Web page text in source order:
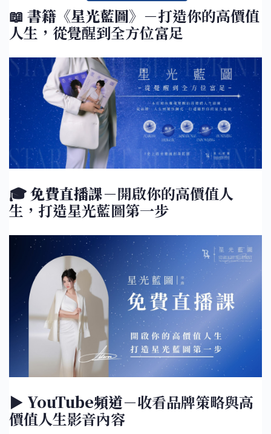
📖 書籍《星光藍圖》 －打造你的高價值
人生，從覺醒到全方位富足
🎓免費直播課－開啟你的高價值人
生，打造星光藍圖第一步
▶️ YouTube頻道－收看品牌策略與高
價值人生影音內容